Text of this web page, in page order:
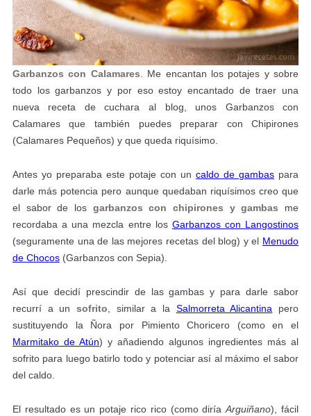
Garbanzos con Calamares . Me encantan los potajes y sobre
todo los garbanzos y por eso estoy encantado de traer una
nueva receta de cuchara al blog, unos Garbanzos con
Calamares que también puedes preparar con Chipirones
(Calamares Pequeños) y que queda riquísimo.
Antes yo preparaba este potaje con uncaldo de gambas para
darle más potencia pero aunque quedaban riquísimos creo que
el sabor de los garbanzos con chipirones y gambas me
recordaba a una mezcla entre los Garbanzos con Langostinos
(seguramente una de las mejores recetas del blog) y el Menudo
de Chocos(Garbanzos con Sepia).
Así que decidí prescindir de las gambas y para darle sabor
recurrí a un sofrito , similar a la Salmorreta Alicantina pero
sustituyendo la Ñora por Pimiento Choricero (como en el
Marmitako de Atún) y añadiendo algunos ingredientes más al
sofrito para luego batirlo todo y potenciar así al máximo el sabor
del caldo.
El resultado es un potaje rico rico (como diríaArguiñano), fácil